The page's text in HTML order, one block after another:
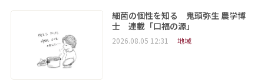
細菌の個性を知る 鬼頭弥生 農学博
士 連載「口福の源」
2026.08.05 12:31 地域